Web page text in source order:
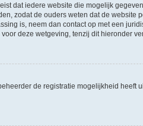
dat iedere website die mogelijk
zodat de ouders weten dat de website
is, neem dan contact op met een
deze wetgeving, tenzij dit hieronder
de registratie mogelijkheid heeft